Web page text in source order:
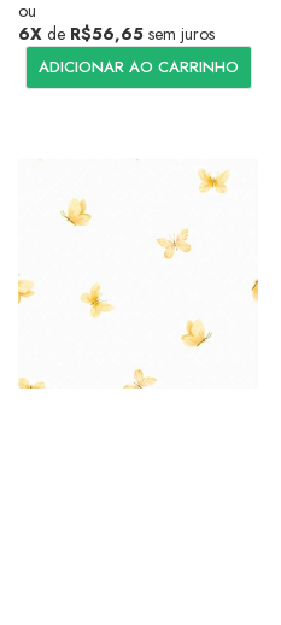
ou
6X de R$56,65 sem juros
ADICIONAR AO CARRINHO